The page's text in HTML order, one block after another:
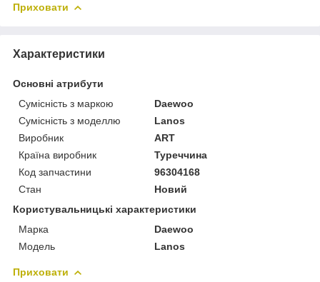
Приховати
Характеристики
Основні атрибути
Сумісність з маркою
Daewoo
Сумісність з моделлю
Lanos
Виробник
ART
Країна виробник
Туреччина
Код запчастини
96304168
Стан
Новий
Користувальницькі характеристики
Марка
Daewoo
Модель
Lanos
Приховати